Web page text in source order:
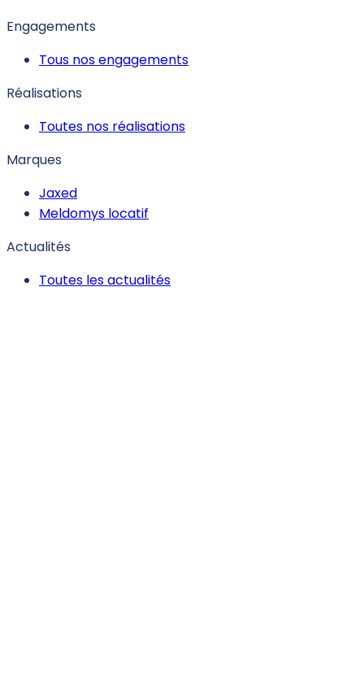
Engagements
Tous nos engagements
Réalisations
Toutes nos réalisations
Marques
Jaxed
Meldomys locatif
Actualités
Toutes les actualités